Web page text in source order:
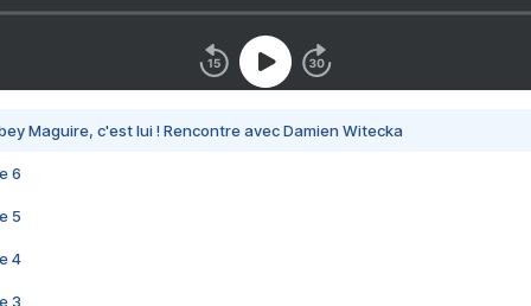
Maguire, c'est lui ! Rencontre avec Damien Witecka
6
5
4
3